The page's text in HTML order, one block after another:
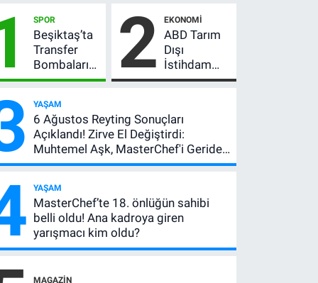
SPOR
Beşiktaş’ta
Transfer
Bombaları
Peş Peşe!
Vlahovic’i
Açıkladı, 5
Yıldız Daha
Listede
2 EKONOMI
ABD Tarım
Dışı
İstihdam
Verisi Altını
Basit
Anlatımla
Rehber
YAŞAM
6 Ağustos Reyting Sonuçları
Açıklandı! Zirve El Değiştirdi:
Muhtemel Aşk, MasterChef'i Geride
Bıraktı
YAŞAM
MasterChef’te 18. önlüğün sahibi
belli oldu! Ana kadroya giren
yarışmacı kim oldu?
MAGAZIN